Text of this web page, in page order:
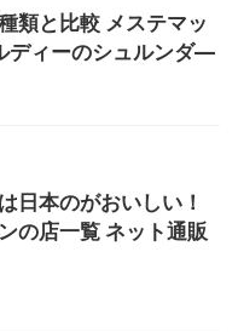
類と比較 メステマッ
ディーのシュルンダ―
日本のがおいしい！
の店一覧 ネット通販